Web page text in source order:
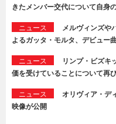
きたメンバー交代について自身
ニュース
メルヴィンズや
よるガッタ・モルタ、デビュー
ニュース
リンプ・ビズキ
価を受けていることについて再
ニュース
オリヴィア・デ
映像が公開